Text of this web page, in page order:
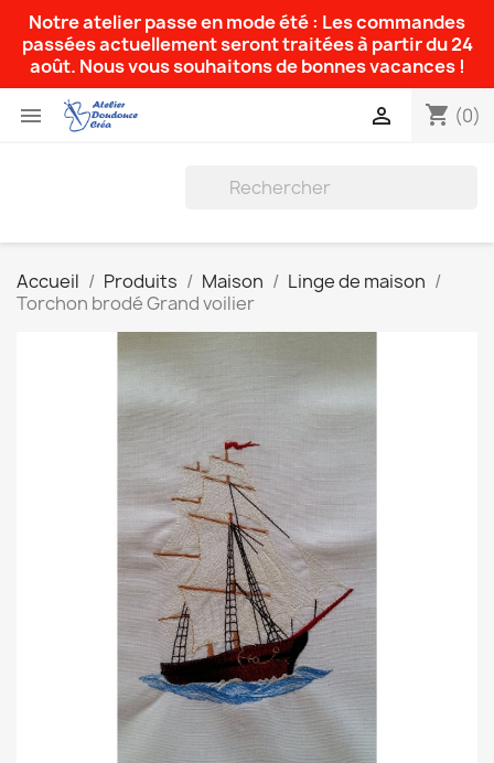
Notre atelier passe en mode été : Les commandes
passées actuellement seront traitées à partir du 24
août. Nous vous souhaitons de bonnes vacances !
 shopping_cart (0)

Accueil Produits Maison
Linge de maison
Torchon brodé Grand voilier